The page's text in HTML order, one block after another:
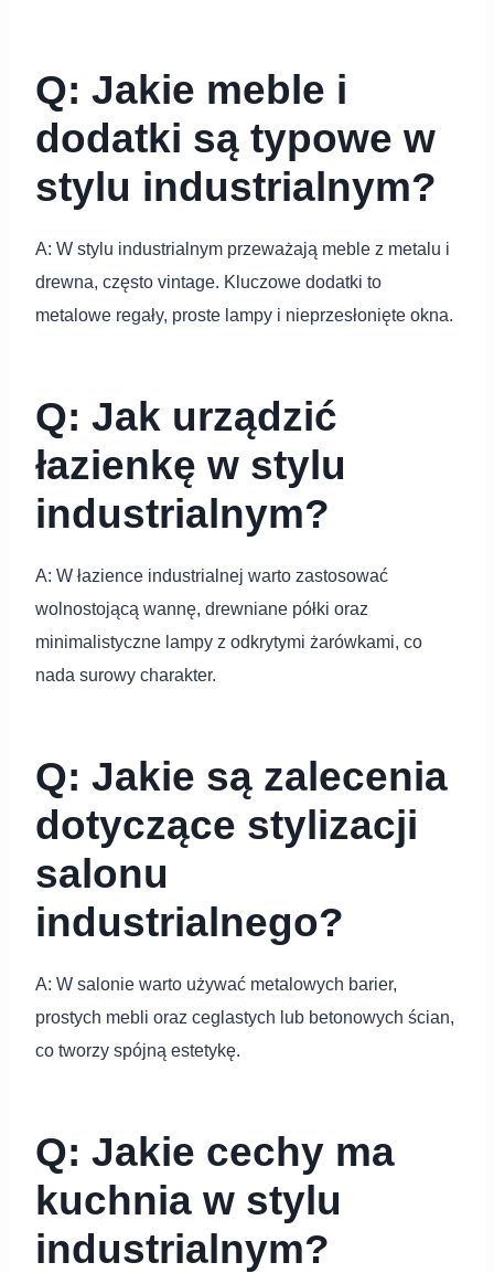
Q: Jakie meble i
dodatki są typowe w
stylu industrialnym?
A: W stylu industrialnym przeważają meble z metalu i
drewna, często vintage. Kluczowe dodatki to
metalowe regały, proste lampy i nieprzesłonięte okna.
Q: Jak urządzić
łazienkę w stylu
industrialnym?
A: W łazience industrialnej warto zastosować
wolnostojącą wannę, drewniane półki oraz
minimalistyczne lampy z odkrytymi żarówkami, co
nada surowy charakter.
Q: Jakie są zalecenia
dotyczące stylizacji
salonu
industrialnego?
A: W salonie warto używać metalowych barier,
prostych mebli oraz ceglastych lub betonowych ścian,
co tworzy spójną estetykę.
Q: Jakie cechy ma
kuchnia w stylu
industrialnym?